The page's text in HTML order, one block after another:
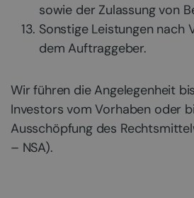
sowie der Zulassung von
Sonstige Leistungen nach
dem Auftraggeber.
Wir führen die Angelegenheit
Investors vom Vorhaben oder
Ausschöpfung des
– NSA).